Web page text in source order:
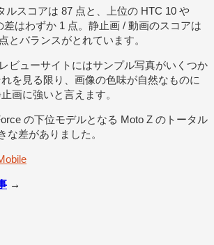
ルスコアは 87 点と、上位の HTC 10 や
差はわずか 1 点。静止画 / 動画のスコアは
とバランスがとれています。
ビューサイトにはサンプル写真がいくつか
を見る限り、画像の色味が自然なものに
画に強いと言えます。
の下位モデルとなる Moto Z のトータル
な差がありました。
→